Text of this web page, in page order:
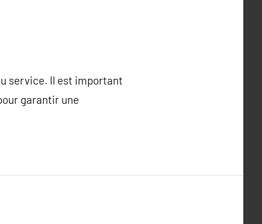
service. Il est important
garantir une